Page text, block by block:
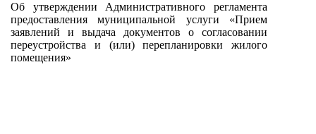
Об утверждении Административного регламента
предоставления муниципальной услуги «Прием
заявлений и выдача документов о согласовании
переустройства и (или) перепланировки жилого
помещения»